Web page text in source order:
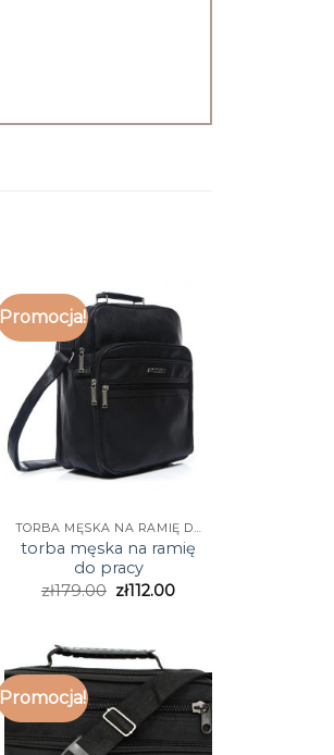
Promocja!
TORBA MĘSKA NA RAMIĘ DO PRACY
torba męska na ramię
do pracy
zł179.00 zł112.00
Promocja!